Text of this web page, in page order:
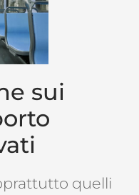
sui
quelli